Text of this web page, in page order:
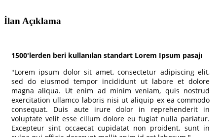
İlan Açıklama
1500'lerden beri kullanılan standart Lorem Ipsum pasajı
"Lorem ipsum dolor sit amet, consectetur adipiscing elit,
sed do eiusmod tempor incididunt ut labore et dolore
magna aliqua. Ut enim ad minim veniam, quis nostrud
exercitation ullamco laboris nisi ut aliquip ex ea commodo
consequat. Duis aute irure dolor in reprehenderit in
voluptate velit esse cillum dolore eu fugiat nulla pariatur.
Excepteur sint occaecat cupidatat non proident, sunt in